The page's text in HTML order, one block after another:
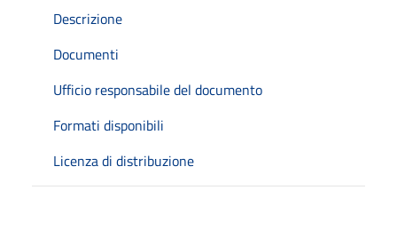
Descrizione
Documenti
Ufficio responsabile del documento
Formati disponibili
Licenza di distribuzione